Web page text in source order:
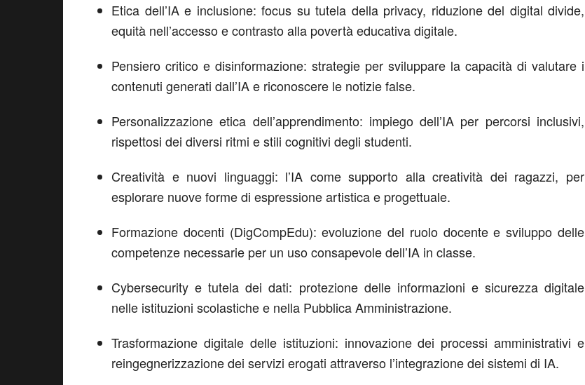
Etica dell’IA e inclusione: focus su tutela della privacy, riduzione del digital divide,
equità nell’accesso e contrasto alla povertà educativa digitale.
Pensiero critico e disinformazione: strategie per sviluppare la capacità di valutare i
contenuti generati dall’IA e riconoscere le notizie false.
Personalizzazione etica dell’apprendimento: impiego dell’IA per percorsi inclusivi,
rispettosi dei diversi ritmi e stili cognitivi degli studenti.
Creatività e nuovi linguaggi: l’IA come supporto alla creatività dei ragazzi, per
esplorare nuove forme di espressione artistica e progettuale.
Formazione docenti (DigCompEdu): evoluzione del ruolo docente e sviluppo delle
competenze necessarie per un uso consapevole dell’IA in classe.
Cybersecurity e tutela dei dati: protezione delle informazioni e sicurezza digitale
nelle istituzioni scolastiche e nella Pubblica Amministrazione.
Trasformazione digitale delle istituzioni: innovazione dei processi amministrativi e
reingegnerizzazione dei servizi erogati attraverso l’integrazione dei sistemi di IA.